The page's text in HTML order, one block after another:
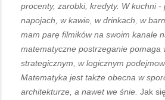
procenty, zarobki, kredyty. W kuchni -
napojach, w kawie, w drinkach, w
mam parę filmików na swoim kanale
matematyczne postrzeganie pomaga
strategicznym, w logicznym
Matematyka jest także obecna w
architekturze, a nawet we śnie. Jak